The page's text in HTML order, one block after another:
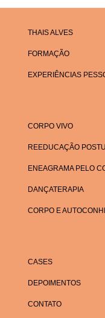
THAIS ALVES
FORMAÇÃO
EXPERIÊNCIAS
CORPO VIVO
REEDUCAÇÃO
ENEAGRAMA PELO
DANÇATERAPIA
CORPO E
CASES
DEPOIMENTOS
CONTATO